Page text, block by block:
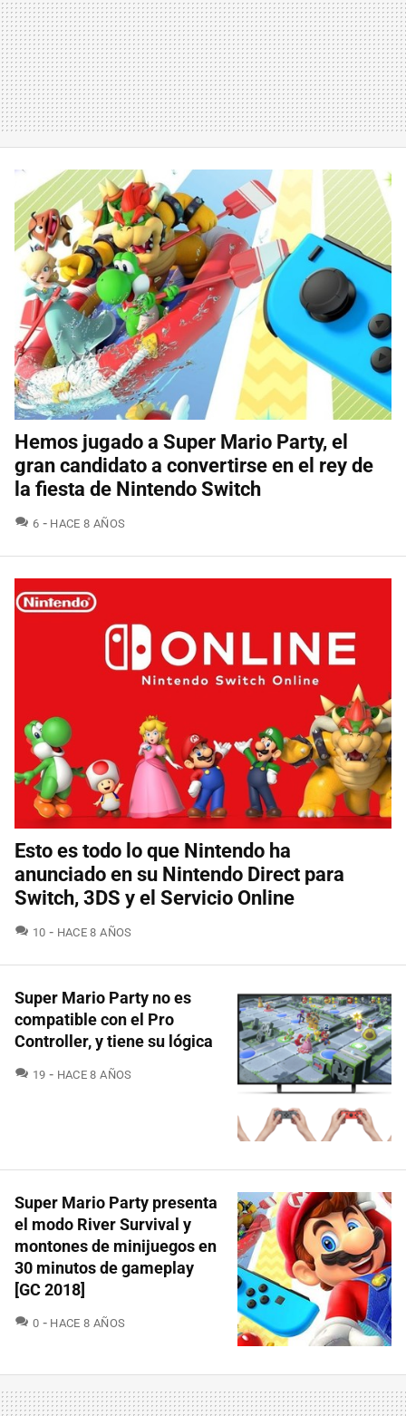
Hemos jugado a Super Mario Party, el
gran candidato a convertirse en el rey de
la fiesta de Nintendo Switch
6 COMENTARIOS
HACE 8 AÑOS
Esto es todo lo que Nintendo ha
anunciado en su Nintendo Direct para
Switch, 3DS y el Servicio Online
10 COMENTARIOS
HACE 8 AÑOS
Super Mario Party no es
compatible con el Pro
Controller, y tiene su lógica
19 COMENTARIOS
HACE 8 AÑOS
Super Mario Party presenta
el modo River Survival y
montones de minijuegos en
30 minutos de gameplay
[GC 2018]
0 COMENTARIOS
HACE 8 AÑOS